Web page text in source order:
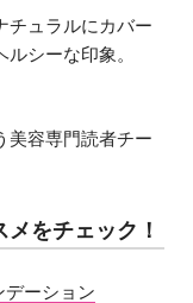
チュラルにカバー
シーな印象。
美容専門読者チー
をチェック！
デーション